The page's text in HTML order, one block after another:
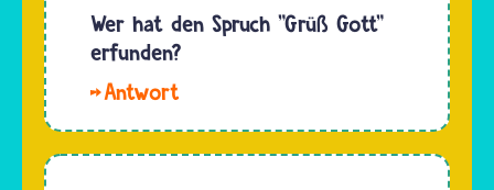
von
vielen
Dingen…
indischen
Flagge
ein Rad,
dabei
handelt
Wer hat den Spruch "Grüß Gott"
erfunden?
„Grüß